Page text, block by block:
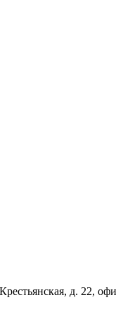
д. 22,